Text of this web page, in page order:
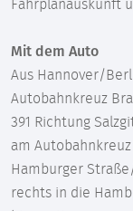
Fahrplanauskunft
Mit dem Auto
Aus Hannover/
Autobahnkreuz
391 Richtung
am
Hamburger
rechts in die